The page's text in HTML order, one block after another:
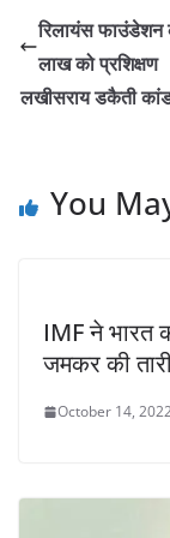
रिलायंस फाउंडेशन
लाख को प्रशिक्षण
लखीसराय डकैती
You
IMF ने भारत
जमकर की
October 14,